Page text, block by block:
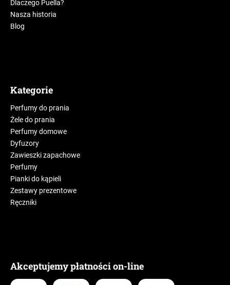
Dlaczego Puella?
Nasza historia
Blog
Kategorie
Perfumy do prania
Żele do prania
Perfumy domowe
Dyfuzory
Zawieszki zapachowe
Perfumy
Pianki do kąpieli
Zestawy prezentowe
Ręczniki
Akceptujemy płatności on-line